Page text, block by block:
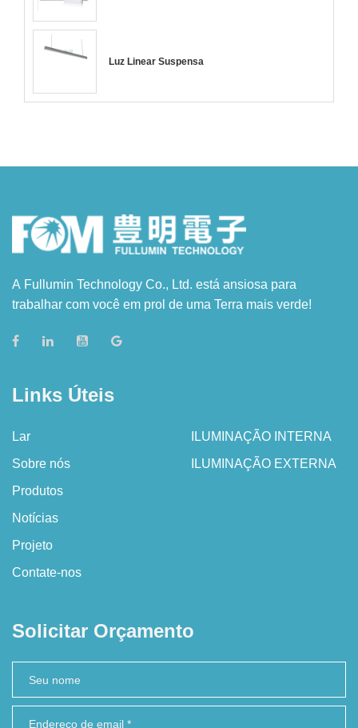
Luz Linear Suspensa
A Fullumin Technology Co., Ltd. está ansiosa para
trabalhar com você em prol de uma Terra mais verde!
Links Úteis
Lar
Sobre nós
Produtos
Notícias
Projeto
Contate-nos
ILUMINAÇÃO INTERNA
ILUMINAÇÃO EXTERNA
Solicitar Orçamento